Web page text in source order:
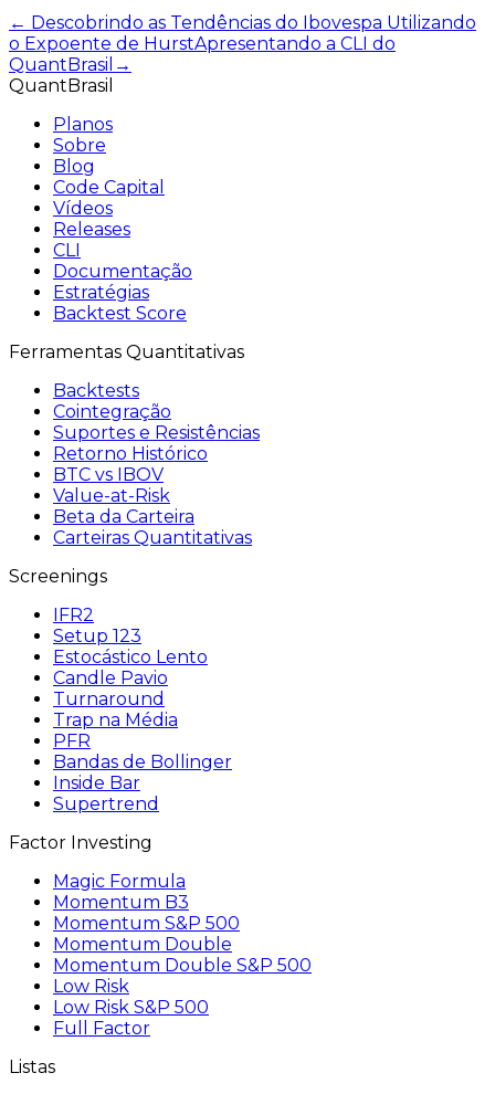
← Descobrindo as Tendências do Ibovespa Utilizando
o Expoente de HurstApresentando a CLI do
QuantBrasil →
QuantBrasil
Planos
Sobre
Blog
Code Capital
Vídeos
Releases
CLI
Documentação
Estratégias
Backtest Score
Ferramentas Quantitativas
Backtests
Cointegração
Suportes e Resistências
Retorno Histórico
BTC vs IBOV
Value-at-Risk
Beta da Carteira
Carteiras Quantitativas
Screenings
IFR2
Setup 123
Estocástico Lento
Candle Pavio
Turnaround
Trap na Média
PFR
Bandas de Bollinger
Inside Bar
Supertrend
Factor Investing
Magic Formula
Momentum B3
Momentum S&P 500
Momentum Double
Momentum Double S&P 500
Low Risk
Low Risk S&P 500
Full Factor
Listas